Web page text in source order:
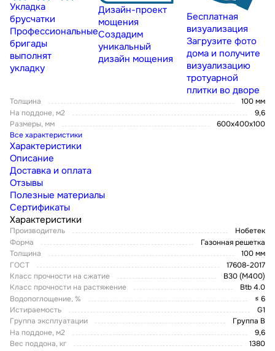
Укладка
брусчатки
Профессиональные
бригады
выполнят
укладку
Дизайн-проект
мощения
Создадим
уникальный
дизайн мощения
Бесплатная
визуализация
Загрузите фото
дома и получите
визуализацию
тротуарной
плитки во дворе
Толщина
100 мм
На поддоне, м2
9,6
Размеры, мм
600х400х100
Все характеристики
Характеристики
Описание
Доставка и оплата
Отзывы
Полезные материалы
Сертификаты
Характеристики
Производитель
Нобетек
Форма
Газонная решетка
Толщина
100 мм
ГОСТ
17608-2017
Класс прочности на сжатие
В30 (М400)
Класс прочности на растяжение
Btb 4.0
Водопоглощение, %
≤ 6
Истираемость
G1
Группа эксплуатации
Группа В
На поддоне, м2
9,6
Вес поддона, кг
1380